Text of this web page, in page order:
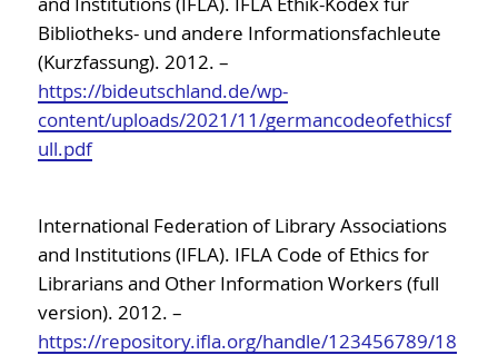
Bibliotheks- und andere Informationsfachleute
(Kurzfassung). 2012. –
https://bideutschland.de/wp-
content/uploads/2021/11/germancodeofethicsf
ull.pdf
International Federation of Library Associations
and Institutions (IFLA). IFLA Code of Ethics for
Librarians and Other Information Workers (full
version). 2012. –
https://repository.ifla.org/handle/123456789/18